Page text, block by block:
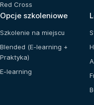
Red Cross
Opcje szkoleniowe
Szkolenie na miejscu
Blended (E-learning +
Praktyka)
E-learning